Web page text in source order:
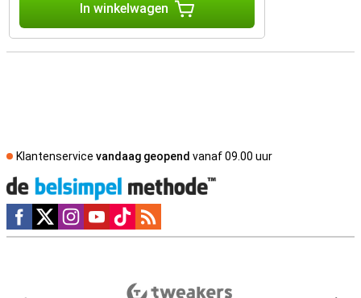
In winkelwagen
Klantenservice vandaag geopend vanaf 09.00 uur
Social media